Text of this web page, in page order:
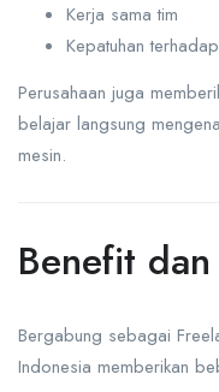
Kerja sama tim
Kepatuhan
Perusahaan juga
belajar langsung
mesin.
Benefit
Bergabung sebagai
Indonesia memberikan